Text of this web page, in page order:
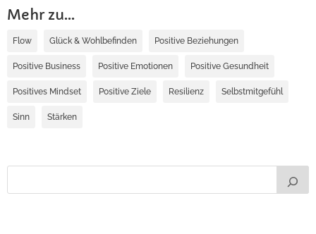
Mehr zu...
Flow Glück & Wohlbefinden Positive Beziehungen
Positive Business Positive Emotionen Positive Gesundheit
Positives Mindset Positive Ziele Resilienz Selbstmitgefühl
Sinn Stärken